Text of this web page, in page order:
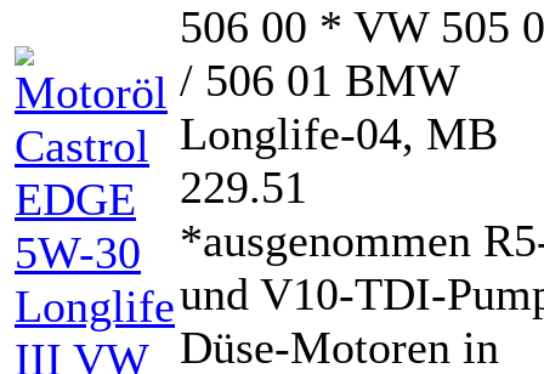
506 00 * VW 505
/ 506 01 BMW
Longlife-04, MB
229.51
*ausgenommen
und V10-TDI-
Düse-Motoren in